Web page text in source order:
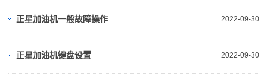
2022-09-30
正星加油机一般故障操作
2022-09-30
正星加油机键盘设置